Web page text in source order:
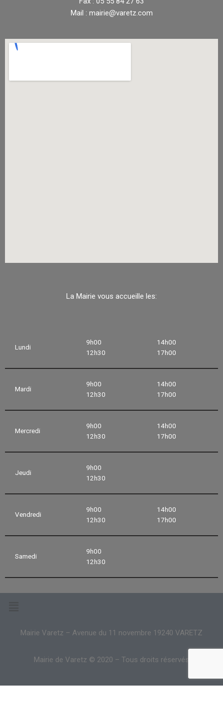
Mail : mairie@varetz.com
La Mairie vous accueille les:
Lundi
9h00
12h30
14h00
17h00
Mardi
9h00
12h30
14h00
17h00
Mercredi
9h00
12h30
14h00
17h00
Jeudi
9h00
12h30
Vendredi
9h00
12h30
14h00
17h00
Samedi
9h00
12h30
Mairie Varetz – Avenue du 11 novembre 19240 VARETZ
Mairie de Varetz © 2020 – Tous droits réservés